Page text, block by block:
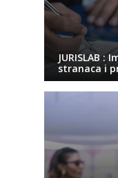
JURISLAB :
stranaca i